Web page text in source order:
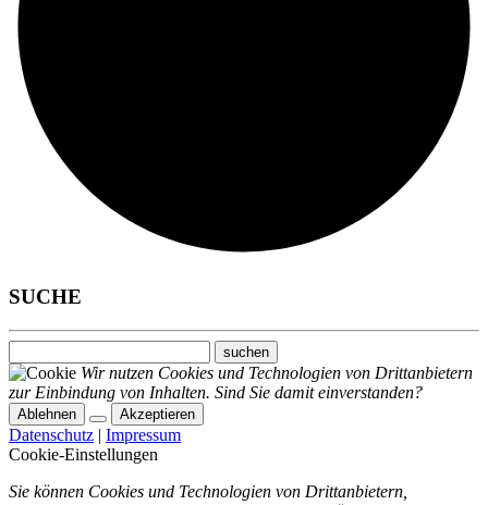
SUCHE
suchen
Wir nutzen Cookies und Technologien von Drittanbietern
zur Einbindung von Inhalten. Sind Sie damit einverstanden?
Ablehnen Akzeptieren
Datenschutz | Impressum
Cookie-Einstellungen
Sie können Cookies und Technologien von Drittanbietern,